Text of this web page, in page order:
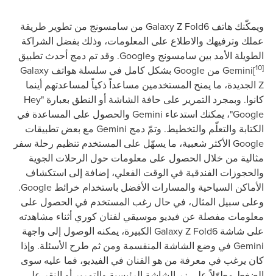
ويمكّنك هاتف Galaxy Z Fold6 من سامسونج من تطوير طريقة
عملك وترفيهك والاطلاع على المعلومات، وذلك بفضل الشراكة
الطويلة الأمد بين سامسونج وGoogle. وقد تم دمج أحدث تطبيق
[10]
Gemini من Google بشكل كامل في سلسلة هواتف Galaxy
Z الجديدة، ما يمنح المستخدمين مساعداً ذكياً لمساعدتهم أينما
كانوا. وبمجرد التمرير على حافة الشاشة أو النطق بعبارة "Hey
Google"، يمكنك استدعاء Gemini والحصول على المساعدة في
الكتابة والتعلّم والتخطيط. وتمّ دمج Gemini مع بعض تطبيقات
Google الأكثر شعبية، ما يسهّل على المستخدم تنظيم رحلة سفر
مثالية من خلال الحصول على معلومات حول الرحلات الجوية
والحجوزات الفندقية في الوقت الفعلي، إضافة إلى استكشاف
الأماكن السياحية والمسارات الأفضل باستخدام خرائط Google
.
وعلى سبيل المثال، في حال رغب المستخدم في الحصول على
معلومات مفصلة عن فيديو موسيقي لفنان كوري أثناء مشاهدته
على شاشة Galaxy Z Fold6 الكبيرة، يمكنه الوصول إلى واجهة
Gemini في وضع الشاشة المنقسمة ومن ثم طرح الأسئلة. وإذا
كان يرغب في معرفة من هو الفنان في الفيديو، فما عليه سوى